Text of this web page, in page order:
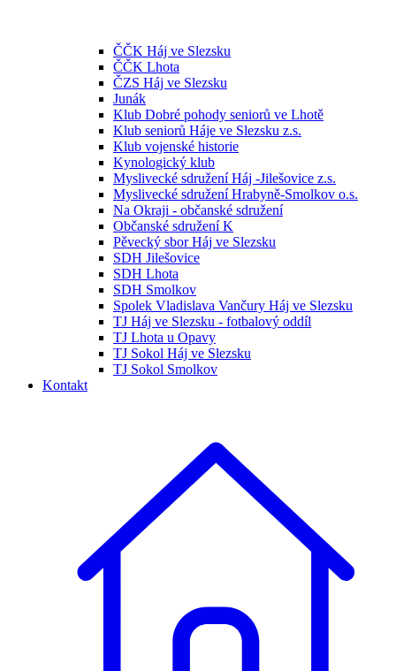
ČČK Háj ve Slezsku
ČČK Lhota
ČZS Háj ve Slezsku
Junák
Klub Dobré pohody seniorů ve Lhotě
Klub seniorů Háje ve Slezsku z.s.
Klub vojenské historie
Kynologický klub
Myslivecké sdružení Háj -Jilešovice z.s.
Myslivecké sdružení Hrabyně-Smolkov o.s.
Na Okraji - občanské sdružení
Občanské sdružení K
Pěvecký sbor Háj ve Slezsku
SDH Jilešovice
SDH Lhota
SDH Smolkov
Spolek Vladislava Vančury Háj ve Slezsku
TJ Háj ve Slezsku - fotbalový oddíl
TJ Lhota u Opavy
TJ Sokol Háj ve Slezsku
TJ Sokol Smolkov
Kontakt